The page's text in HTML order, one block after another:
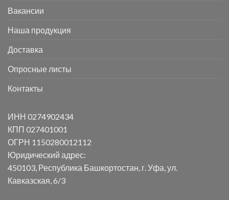
Вакансии
Наша продукция
Доставка
Опросные листы
Контакты
ИНН 0274902434
КПП 027401001
ОГРН 1150280012112
Юридический адрес:
450103, Республика Башкортостан, г. Уфа, ул.
Кавказская, 6/3